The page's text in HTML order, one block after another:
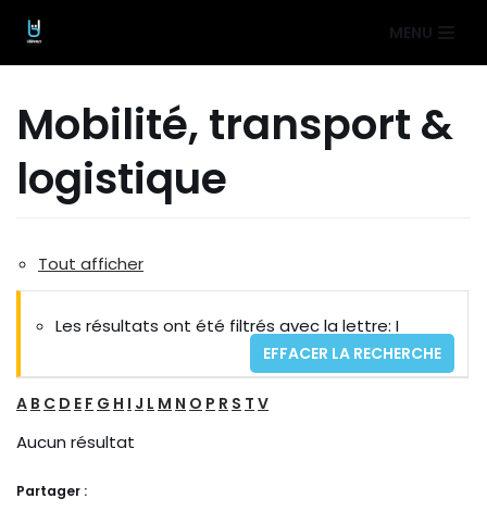
Aller
au
MENU
Mobilité, transport &
logistique
Tout afficher
Les résultats ont été filtrés avec la lettre: I
EFFACER LA RECHERCHE
A B C D E F G H I J L M N O P R S T V
Aucun résultat
Partager :